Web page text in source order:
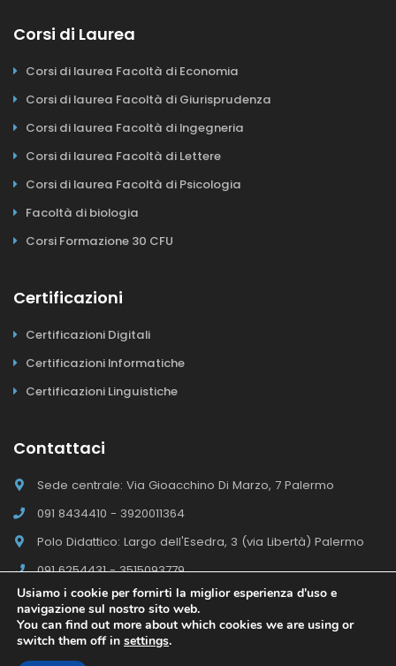
Corsi di Laurea
Corsi di laurea Facoltà di Economia
Corsi di laurea Facoltà di Giurisprudenza
Corsi di laurea Facoltà di Ingegneria
Corsi di laurea Facoltà di Lettere
Corsi di laurea Facoltà di Psicologia
Facoltà di biologia
Corsi Formazione 30 CFU
Certificazioni
Certificazioni Digitali
Certificazioni Informatiche
Certificazioni Linguistiche
Contattaci
Sede centrale: Via Gioacchino Di Marzo, 7 Palermo
091 8434410 - 3920011364
Polo Didattico: Largo dell'Esedra, 3 (via Libertà) Palermo
091 6254431 - 3515093779
Il Polo E-campus Academy © 2026 - Tutti i diritti riservati
Usiamo i cookie per fornirti la miglior esperienza d'uso e
navigazione sul nostro sito web.
You can find out more about which cookies we are using or
switch them off in settings.